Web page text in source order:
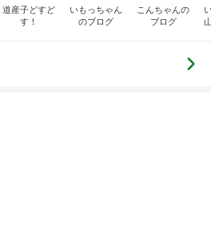
道産子どすど
す！
いもっちゃん
のブログ
こんちゃんの
ブログ